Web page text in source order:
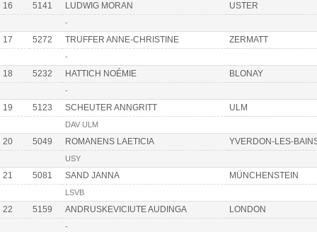
16 5141 LUDWIG MORAN USTER
-
17 5272 TRUFFER ANNE-CHRISTINE ZERMATT
-
18 5232 HATTICH NOÉMIE BLONAY
-
19 5123 SCHEUTER ANNGRITT ULM
DAV ULM
20 5049 ROMANENS LAETICIA YVERDON-LES-
USY
21 5081 SAND JANNA MÜNCHENSTEIN
LSVB
22 5159 ANDRUSKEVICIUTE AUDINGA LONDON
-